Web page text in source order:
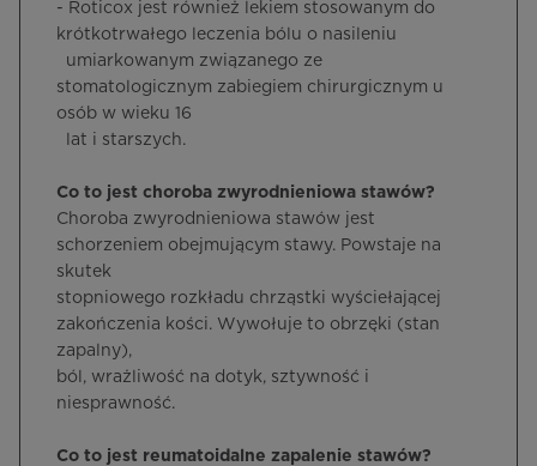
- Roticox jest również lekiem stosowanym do
krótkotrwałego leczenia bólu o nasileniu
umiarkowanym związanego ze
stomatologicznym zabiegiem chirurgicznym u
osób w wieku 16
lat i starszych.
Co to jest choroba zwyrodnieniowa stawów?
Choroba zwyrodnieniowa stawów jest
schorzeniem obejmującym stawy. Powstaje na
skutek
stopniowego rozkładu chrząstki wyściełającej
zakończenia kości. Wywołuje to obrzęki (stan
zapalny),
ból, wrażliwość na dotyk, sztywność i
niesprawność.
Co to jest reumatoidalne zapalenie stawów?